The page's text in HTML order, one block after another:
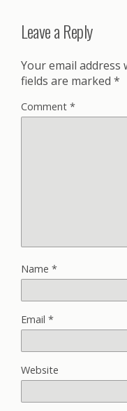
Leave a Reply
Your email address
fields are marked *
Comment *
Name *
Email *
Website